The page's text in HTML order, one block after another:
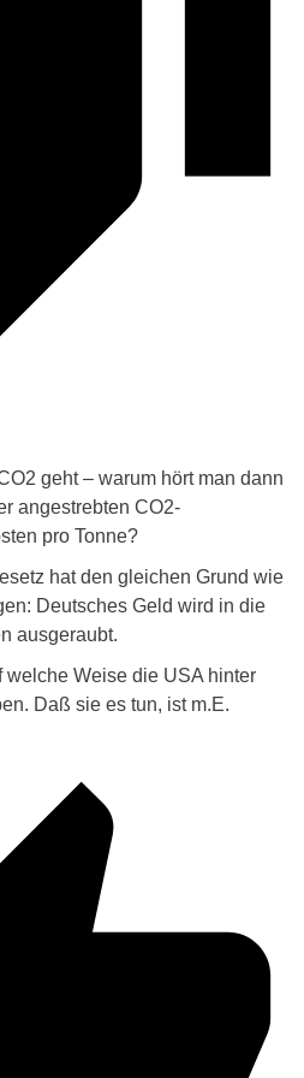
geht – warum hört man dann
angestrebten CO2-
pro Tonne?
hat den gleichen Grund wie
Deutsches Geld wird in die
ausgeraubt.
welche Weise die USA hinter
Daß sie es tun, ist m.E.